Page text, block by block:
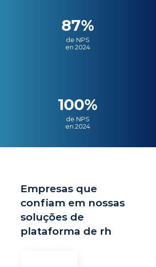
87%
de NPS
en 2024
100%
de NPS
en 2024
Empresas que
confiam em nossas
soluções de
plataforma de rh